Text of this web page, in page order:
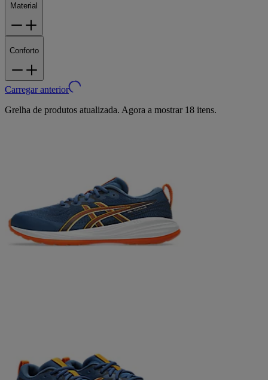
Material
Conforto
Carregar anterior
Grelha de produtos atualizada. Agora a mostrar 18 itens.